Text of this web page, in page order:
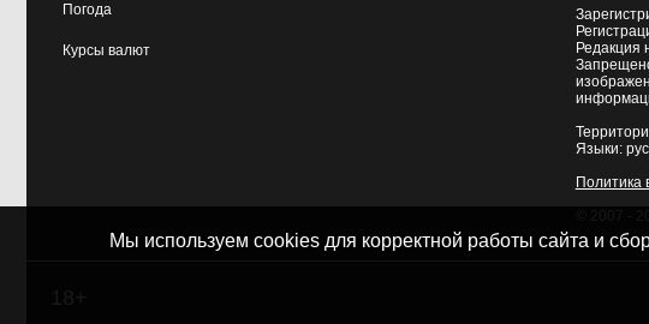
Погода
Курсы валют
Редакция
Языки:
Политика
Мы используем cookies для корректной работы сайта и